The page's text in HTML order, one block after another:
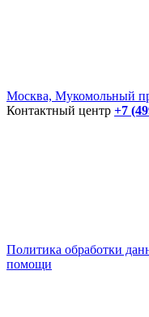
Москва, Мукомольный
Контактный центр +7
Политика обработки
помощи